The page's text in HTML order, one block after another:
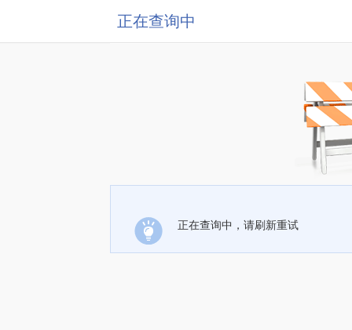
正在查询中
正在查询中，请刷新重试